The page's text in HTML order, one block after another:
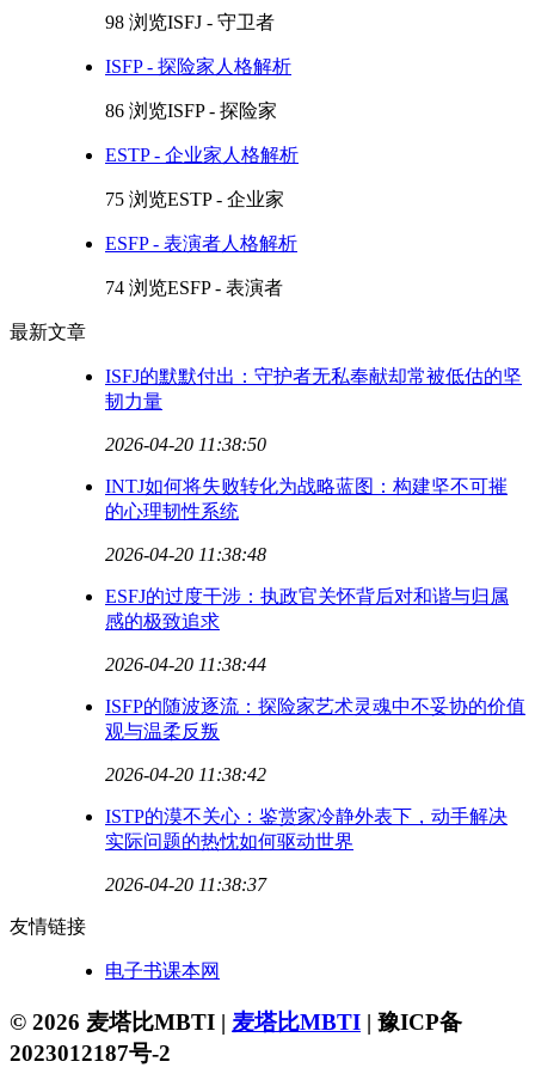
98 浏览ISFJ - 守卫者
ISFP - 探险家人格解析
86 浏览ISFP - 探险家
ESTP - 企业家人格解析
75 浏览ESTP - 企业家
ESFP - 表演者人格解析
74 浏览ESFP - 表演者
最新文章
ISFJ的默默付出：守护者无私奉献却常被低估的坚
韧力量
2026-04-20 11:38:50
INTJ如何将失败转化为战略蓝图：构建坚不可摧
的心理韧性系统
2026-04-20 11:38:48
ESFJ的过度干涉：执政官关怀背后对和谐与归属
感的极致追求
2026-04-20 11:38:44
ISFP的随波逐流：探险家艺术灵魂中不妥协的价值
观与温柔反叛
2026-04-20 11:38:42
ISTP的漠不关心：鉴赏家冷静外表下，动手解决
实际问题的热忱如何驱动世界
2026-04-20 11:38:37
友情链接
电子书课本网
© 2026 麦塔比MBTI | 麦塔比MBTI | 豫ICP备
2023012187号-2